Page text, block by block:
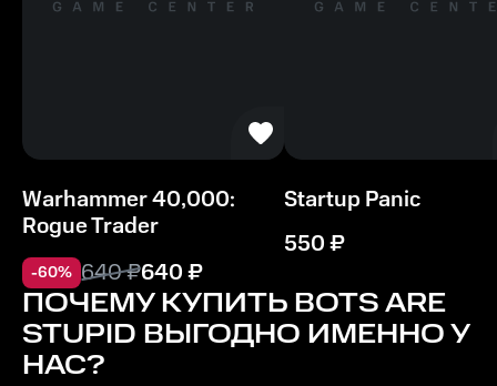
Warhammer 40,000:
Rogue Trader
-60% 640₽640₽
Startup Panic
550₽
ПОЧЕМУ КУПИТЬ BOTS ARE
STUPID ВЫГОДНО ИМЕННО У
НАС?